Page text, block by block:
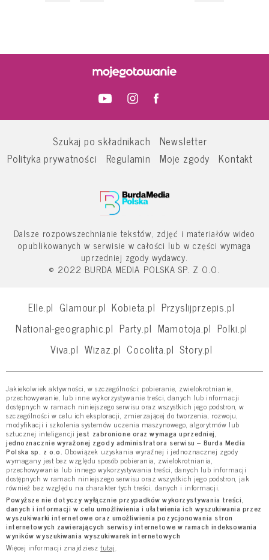
Szukaj po składnikach
Newsletter
Polityka prywatności
Regulamin Moje zgody Kontakt
Dalsze rozpowszechnianie tekstów, zdjęć i materiałów wideo
opublikowanych w serwisie w całości lub w części wymaga
uprzedniej zgody wydawcy.
© 2022 BURDA MEDIA POLSKA SP. Z O.O.
Elle.pl Glamour.pl Kobieta.pl Przyslijprzepis.pl
National-geographic.pl Party.pl Mamotoja.pl Polki.pl
Viva.pl Wizaz.pl Cocolita.pl Story.pl
Jakiekolwiek aktywności, w szczególności: pobieranie, zwielokrotnianie,
przechowywanie, lub inne wykorzystywanie treści, danych lub informacji
dostępnych w ramach niniejszego serwisu oraz wszystkich jego podstron, w
szczególności w celu ich eksploracji, zmierzającej do tworzenia, rozwoju,
modyfikacji i szkolenia systemów uczenia maszynowego, algorytmów lub
sztucznej inteligencji jest zabronione oraz wymaga uprzedniej,
jednoznacznie wyrażonej zgody administratora serwisu – Burda Media
Polska sp. z o.o. Obowiązek uzyskania wyraźnej i jednoznacznej zgody
wymagany jest bez względu sposób pobierania, zwielokrotniania,
przechowywania lub innego wykorzystywania treści, danych lub informacji
dostępnych w ramach niniejszego serwisu oraz wszystkich jego podstron, jak
również bez względu na charakter tych treści, danych i informacji.
Powyższe nie dotyczy wyłącznie przypadków wykorzystywania treści,
danych i informacji w celu umożliwienia i ułatwienia ich wyszukiwania przez
wyszukiwarki internetowe oraz umożliwienia pozycjonowania stron
internetowych zawierających serwisy internetowe w ramach indeksowania
wyników wyszukiwania wyszukiwarek internetowych
Więcej informacji znajdziesztutaj.